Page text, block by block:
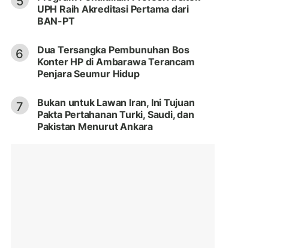
UPH Raih Akreditasi Pertama dari
BAN-PT
6
Dua Tersangka Pembunuhan Bos
Konter HP di Ambarawa Terancam
Penjara Seumur Hidup
7
Bukan untuk Lawan Iran, Ini Tujuan
Pakta Pertahanan Turki, Saudi, dan
Pakistan Menurut Ankara